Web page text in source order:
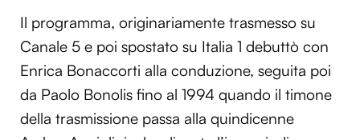
Il programma, originariamente trasmesso su
Canale 5 e poi spostato su Italia 1 debuttò con
Enrica Bonaccorti alla conduzione, seguita poi
da Paolo Bonolis fino al 1994 quando il timone
della trasmissione passa alla quindicenne